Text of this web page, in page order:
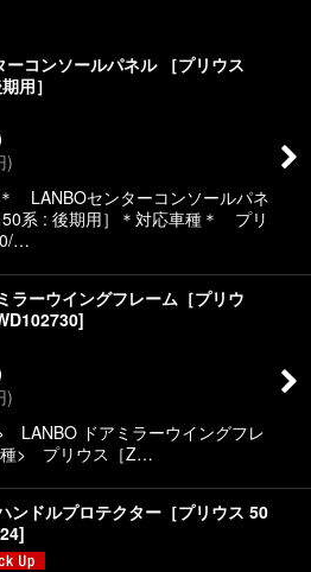
コンソールパネル ［プリウス
用］
)
LANBOセンターコンソールパネ
系 : 後期用］＊対応車種＊ プリ
…
ラーウイングフレーム［プリウ
]
)
ドアミラーウイングフレ
> プリウス［Z…
ンドルプロテクター［プリウス 50
]